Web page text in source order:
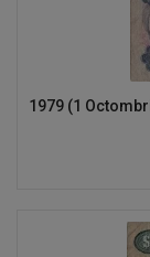
1979 (1